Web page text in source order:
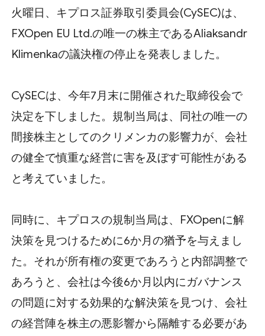
火曜日、キプロス証券取引委員会(CySEC)は、
FXOpen EU Ltd.の唯一の株主であるAliaksandr
Klimenkaの議決権の停止を発表しました。
CySECは、今年7月末に開催された取締役会で
決定を下しました。規制当局は、同社の唯一の
間接株主としてのクリメンカの影響力が、会社
の健全で慎重な経営に害を及ぼす可能性がある
と考えていました。
同時に、キプロスの規制当局は、FXOpenに解
決策を見つけるために6か月の猶予を与えまし
た。それが所有権の変更であろうと内部調整で
あろうと、会社は今後6か月以内にガバナンス
の問題に対する効果的な解決策を見つけ、会社
の経営陣を株主の悪影響から隔離する必要があ